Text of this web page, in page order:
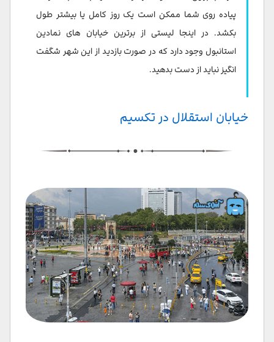
خیابان عبدی ایپکچی، شیشلی
بانکالار کادسی، کاراکوی
پیاده روی شما ممکن است یک روز کامل یا بیشتر طول
بکشد. در اینجا لیستی از برترین خیابان های نمادین
استانبول وجود دارد که در صورت بازدید از این شهر شگفت
انگیز نباید از دست بدهید.
خیابان استقلال در تکسیم